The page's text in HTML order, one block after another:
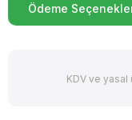
Ödeme
KDV ve yasal